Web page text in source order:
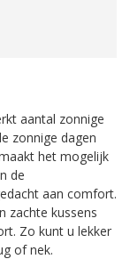
aantal zonnige
zonnige dagen
het mogelijk
de
aan comfort.
zachte kussens
Zo kunt u lekker
of nek.